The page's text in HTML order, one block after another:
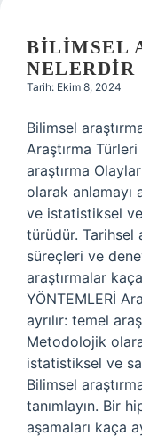
BILIMSEL
NELERDIR
Tarih: Ekim 8, 2024
Bilimsel
Araştırma
araştırma
olarak anlamayı
ve istatistiksel
türüdür. Tarihsel
süreçleri ve
araştırmalar
YÖNTEMLERİ
ayrılır: temel
Metodolojik
istatistiksel ve
Bilimsel
tanımlayın. Bir
aşamaları kaça